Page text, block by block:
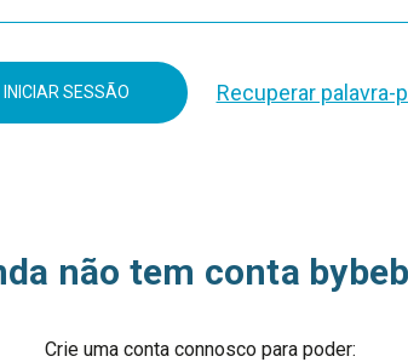
Recuperar palavra-
não tem conta
Crie uma conta connosco para poder: